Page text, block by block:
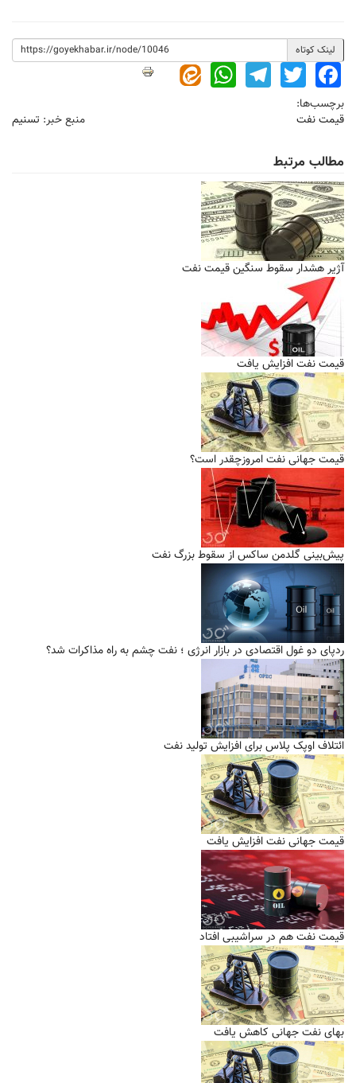
لینک کوتاه
Facebook
Twitter
Telegram
WhatsApp
برچسب‌ها:
قیمت نفت
منبع خبر: تسنیم
مطالب مرتبط
آژیر هشدار سقوط سنگین قیمت نفت
قیمت نفت افزایش یافت
قیمت جهانی نفت امروزچقدر است؟
پیش‌بینی گلدمن ساکس از سقوط بزرگ نفت
ردپای دو غول اقتصادی در بازار انرژی ؛ نفت چشم به راه مذاکرات شد؟
ائتلاف اوپک پلاس برای افزایش تولید نفت
قیمت جهانی نفت افزایش یافت
قیمت نفت هم در سراشیبی افتاد
بهای نفت جهانی کاهش یافت